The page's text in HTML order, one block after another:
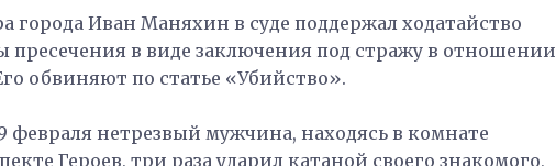
Иван Маняхин в суде поддержал ходатайство
пресечения в виде заключения под стражу в отношении
обвиняют по статье «Убийство».
февраля нетрезвый мужчина, находясь в комнате
Героев, три раза ударил катаной своего знакомого,